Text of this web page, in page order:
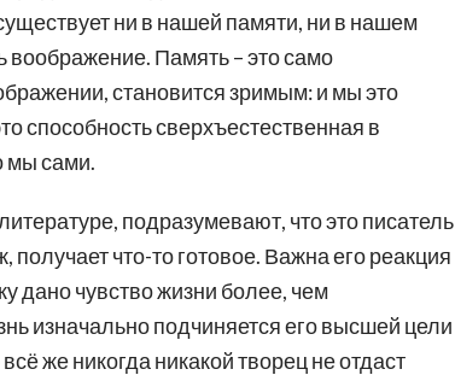
ни в нашей памяти, ни в нашем
воображение. Память – это само
становится зримым: и мы это
способность сверхъестественная в
мы сами.
подразумевают, что это писатель
что-то готовое. Важна его реакция
дано чувство жизни более, чем
изначально подчиняется его высшей цели
же никогда никакой творец не отдаст